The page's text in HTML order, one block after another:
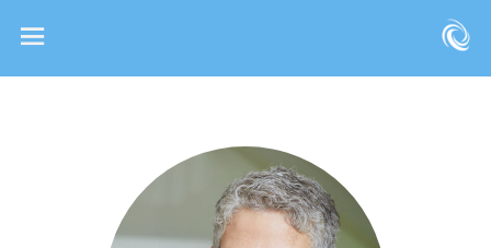
STILLBERATUNG
REFLEXINTEGRATION